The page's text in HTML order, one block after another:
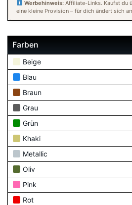
Werbehinweis:Affiliate-Links. Kaufst du
eine kleine Provision – für dich ändert sich
Farben
Beige
Blau
Braun
Grau
Grün
Khaki
Metallic
Oliv
Pink
Rot